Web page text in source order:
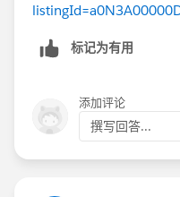
标记为有用
添加评论
撰写回答...